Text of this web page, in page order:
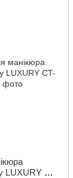
LUXURY CT-